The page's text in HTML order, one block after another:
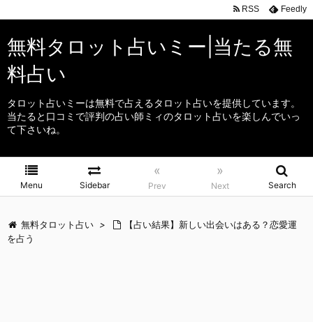
無料タロット占いミー|当たる無
料占い
タロット占いミーは無料で占えるタロット占いを提供しています。
当たると口コミで評判の占い師ミィのタロット占いを楽しんでいっ
て下さいね。
Menu Sidebar
«
Prev
»
Next Search
RSS Feedly
無料タロット占い >
【占い結果】新しい出会いはある？恋愛運
を占う